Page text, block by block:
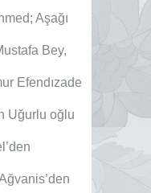
Aşağı
Bey,
Efendızade
Uğurlu oğlu